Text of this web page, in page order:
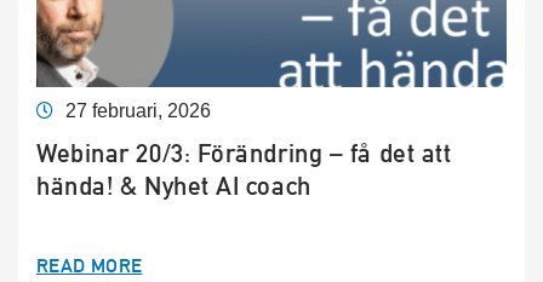
27 februari, 2026
Webinar 20/3: Förändring – få det att
hända! & Nyhet AI coach
READ MORE